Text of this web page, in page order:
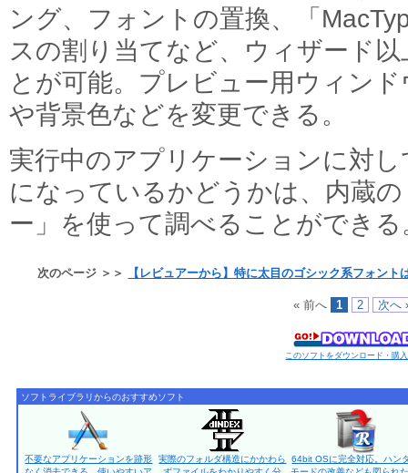
ング、フォントの置換、「
スの割り当てなど、ウィザード
とが可能。プレビュー用ウィン
や背景色などを変更できる。
実行中のアプリケーションに対
になっているかどうかは、内蔵
ー」を使って調べることができる
次のページ ＞＞ 【レビュアーから】特に太目のゴシック系フォン
« 前へ 1 2 次へ
このソフトをダウンロード・購
ソフトライブラリからのおすすめソフト
不要なアプリケーションを跡形
実際のフォルダ構造にかかわら
64bit OSに完全対応。ハン